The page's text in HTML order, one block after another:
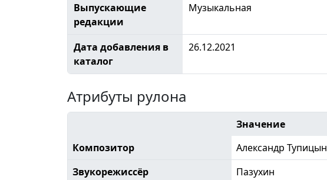
Выпускающие
редакции
Музыкальная
Дата добавления в
каталог
26.12.2021
Атрибуты рулона
Значение
Композитор
Александр Тупицын
Звукорежиссёр
Пазухин